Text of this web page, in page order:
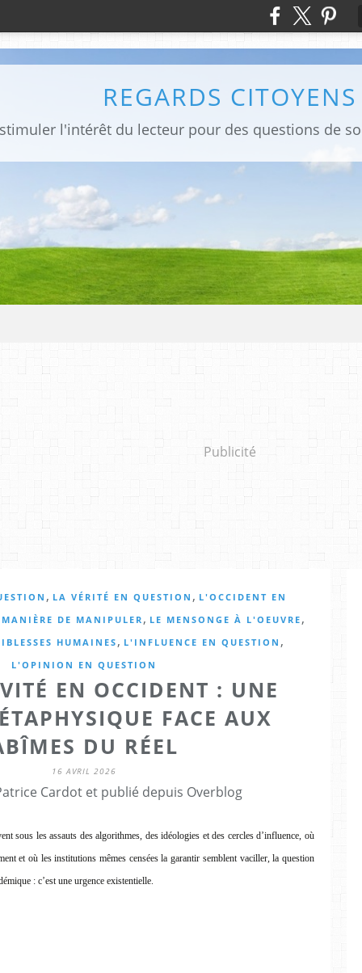
REGARDS CITOYENS
Publicité
, LA VÉRITÉ EN QUESTION , L'OCCIDENT EN
DE MANIPULER , LE MENSONGE À L'OEUVRE ,
HUMAINES , L'INFLUENCE EN QUESTION ,
L'OPINION EN QUESTION
EN OCCIDENT : UNE
FACE AUX
DU RÉEL
16 AVRIL 2026
Cardot et publié depuis Overblog
sous les assauts des algorithmes, des idéologies et des cercles d’influence, où
et où les institutions mêmes censées la garantir semblent vaciller, la question
: c’est une urgence existentielle.